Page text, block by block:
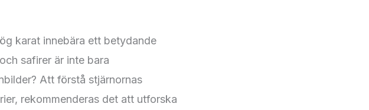
karat innebära ett betydande
safirer är inte bara
Att förstå stjärnornas
rekommenderas det att utforska